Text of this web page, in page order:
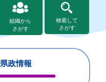
組織から
さがす
検索して
さがす
県政情報